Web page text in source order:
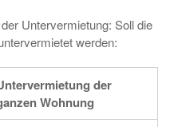
Untervermietung: Soll die
werden:
der
Wohnung